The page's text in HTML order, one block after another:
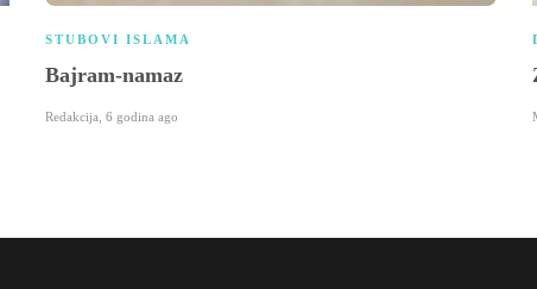
STUBOVI ISLAMA
Bajram-namaz
Redakcija 6 godina ago